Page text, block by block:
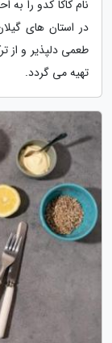
نام کاکا کدو را به
در استان های
طعمی دلپذیر و از
تهیه می گردد.